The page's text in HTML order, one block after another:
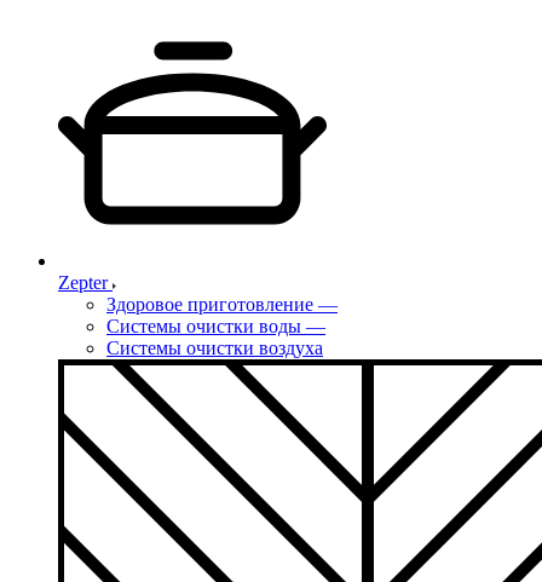
Zepter
Здоровое приготовление —
Системы очистки воды —
Системы очистки воздуха